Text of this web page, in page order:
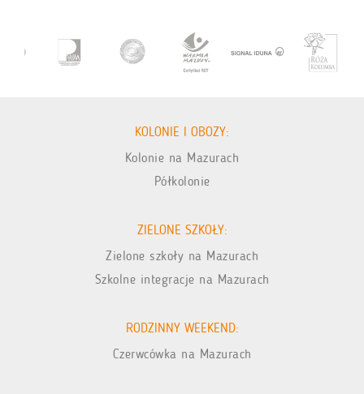
KOLONIE I OBOZY:
Kolonie na Mazurach
Półkolonie
ZIELONE SZKOŁY:
Zielone szkoły na Mazurach
Szkolne integracje na Mazurach
RODZINNY WEEKEND:
Czerwcówka na Mazurach